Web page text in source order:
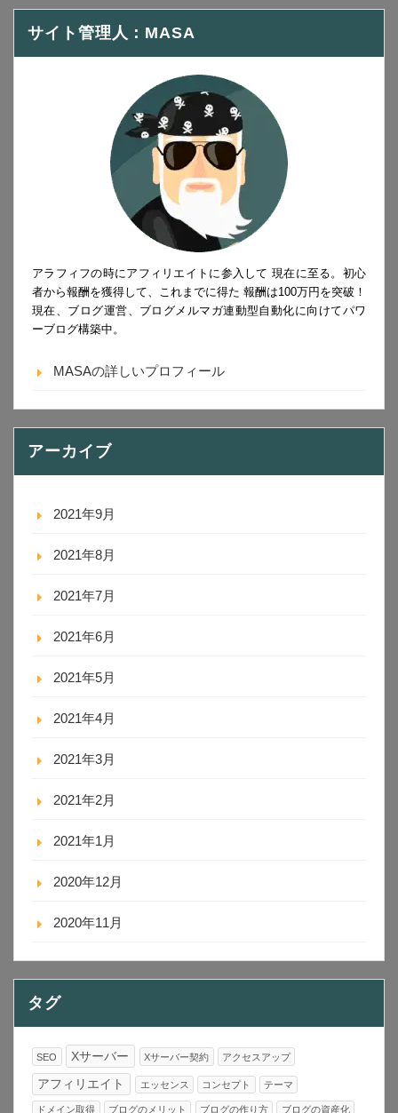
サイト管理人：MASA
アラフィフの時にアフィリエイトに参入して 現在に至る。初心
者から報酬を獲得して、これまでに得た 報酬は100万円を突破！
現在、ブログ運営、ブログメルマガ連動型自動化に向けてパワ
ーブログ構築中。
MASAの詳しいプロフィール
アーカイブ
2021年9月
2021年8月
2021年7月
2021年6月
2021年5月
2021年4月
2021年3月
2021年2月
2021年1月
2020年12月
2020年11月
タグ
SEO Xサーバー Xサーバー契約 アクセスアップ
アフィリエイト エッセンス コンセプト テーマ
ドメイン取得 ブログのメリット ブログの作り方 ブログの資産化